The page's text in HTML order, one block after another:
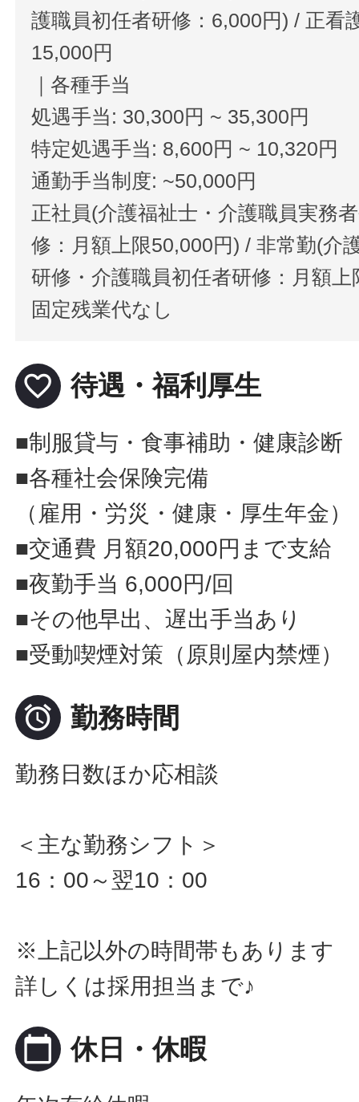
護職員初任者研修：6,000円) / 正看
15,000円
｜各種手当
処遇手当: 30,300円 ~ 35,300円
特定処遇手当: 8,600円 ~ 10,320円
通勤手当制度: ~50,000円
正社員(介護福祉士・介護職員実務
修：月額上限50,000円) / 非常勤(介
研修・介護職員初任者研修：月額上
固定残業代なし
favorite_border 待遇・福利厚生
■制服貸与・食事補助・健康診断
■各種社会保険完備
（雇用・労災・健康・厚生年金）
■交通費 月額20,000円まで支給
■夜勤手当 6,000円/回
■その他早出、遅出手当あり
■受動喫煙対策（原則屋内禁煙）
 勤務時間
勤務日数ほか応相談
＜主な勤務シフト＞
16：00～翌10：00
※上記以外の時間帯もあります
詳しくは採用担当まで♪
calendar_today 休日・休暇